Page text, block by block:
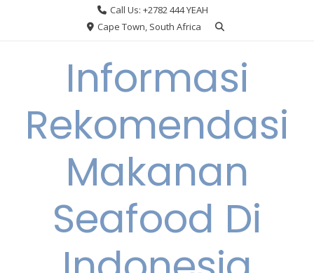
Call Us: +2782 444 YEAH
Cape Town, South Africa
Informasi
Rekomendasi
Makanan
Seafood Di